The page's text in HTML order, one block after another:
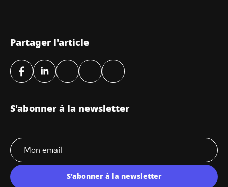
Partager l'article
S'abonner à la newsletter
S'abonner à la newsletter